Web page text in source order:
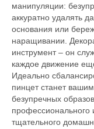
манипуляции:
аккуратно удалять
основания или
наращивании.
инструмент – он
каждое движение
Идеально
пинцет станет
безупречных
профессионального
тщательного